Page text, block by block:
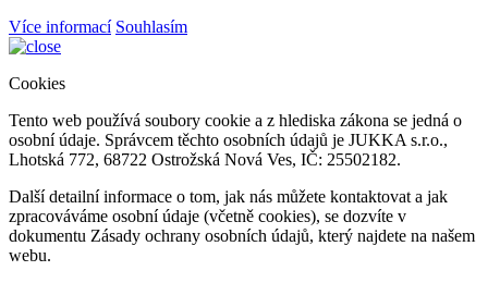
Více informací Souhlasím
Cookies
Tento web používá soubory cookie a z hlediska zákona se jedná o
osobní údaje. Správcem těchto osobních údajů je JUKKA s.r.o.,
Lhotská 772, 68722 Ostrožská Nová Ves, IČ: 25502182.
Další detailní informace o tom, jak nás můžete kontaktovat a jak
zpracováváme osobní údaje (včetně cookies), se dozvíte v
dokumentu Zásady ochrany osobních údajů, který najdete na našem
webu.